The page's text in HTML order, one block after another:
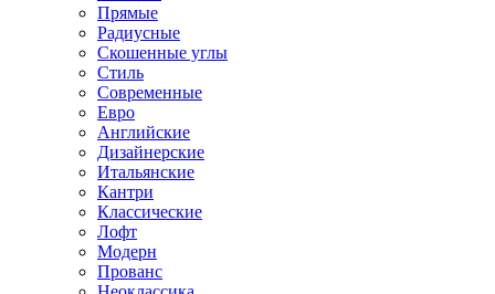
Прямые
Радиусные
Скошенные углы
Стиль
Современные
Евро
Английские
Дизайнерские
Итальянские
Кантри
Классические
Лофт
Модерн
Прованс